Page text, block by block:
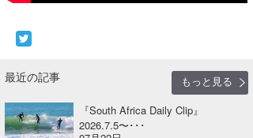
最近の記事
もっと見る
『South Africa Daily Clip』
2026.7.5〜･･･
Yasunari Inoue
Yoshiyuki Obata
Colors MAGAZINE
WAVAL
福島寿実子
中浦“JET”章
波伝説スタッフ
☆加藤
波伝説